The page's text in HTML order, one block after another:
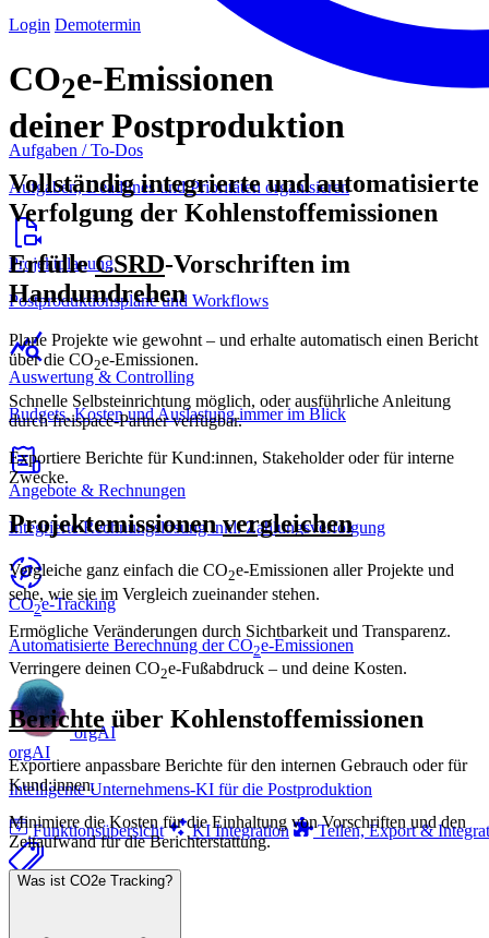
Aufgaben / To-Dos
Aufgaben, Deadlines und Prioritäten organisieren
Projektplanung
Postproduktionspläne und Workflows
Auswertung & Controlling
Budgets, Kosten und Auslastung immer im Blick
Angebote & Rechnungen
Integrierte Rechnungslösung inkl. Zahlungsverfolgung
CO2e-Tracking
Automatisierte Berechnung der CO2e-Emissionen
orgAI
orgAI
Intelligente Unternehmens-KI für die Postproduktion
Funktionsübersicht KI Integration Teilen, Export &
Preise
Login Demotermin
CO2e-Emissionen
deiner Postproduktion
Vollständig integrierte und automatisierte
Verfolgung der Kohlenstoffemissionen
ErfülleCSRD-Vorschriften im
Handumdrehen
Plane Projekte wie gewohnt – und erhalte automatisch einen Bericht
über die CO2e-Emissionen.
Schnelle Selbsteinrichtung möglich, oder ausführliche Anleitung
durch freispace-Partner verfügbar.
Exportiere Berichte für Kund:innen, Stakeholder oder für interne
Zwecke.
Projektemissionenvergleichen
Vergleiche ganz einfach die CO2e-Emissionen aller Projekte und
sehe, wie sie im Vergleich zueinander stehen.
Ermögliche Veränderungen durch Sichtbarkeit und Transparenz.
Verringere deinen CO2e-Fußabdruck – und deine Kosten.
Berichteüber Kohlenstoffemissionen
Exportiere anpassbare Berichte für den internen Gebrauch oder für
Kund:innen.
Minimiere die Kosten für die Einhaltung von Vorschriften und den
Zeitaufwand für die Berichterstattung.
Was ist CO2e Tracking?